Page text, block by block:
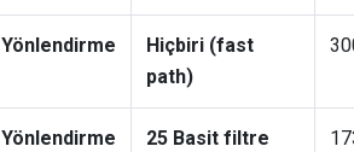
Yönlendirme
Hiçbiri (fast
path)
Yönlendirme
25 Basit filtre